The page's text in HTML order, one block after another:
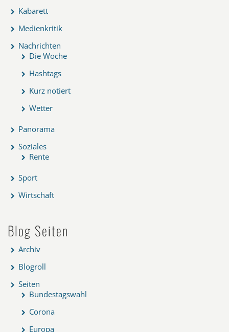
Kabarett
Medienkritik
Nachrichten
Die Woche
Hashtags
Kurz notiert
Wetter
Panorama
Soziales
Rente
Sport
Wirtschaft
Blog Seiten
Archiv
Blogroll
Seiten
Bundestagswahl
Corona
Europa